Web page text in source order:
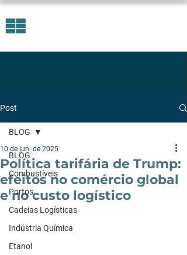
Post
BLOG
Combustíveis
Portos
Cadeias Logísticas
Indústria Química
Etanol
BLOG
Política tarifária de Trump:
efeitos no comércio global
e no custo logístico
10 de jun. de 2025